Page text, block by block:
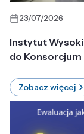
23/07/2026
Instytut
do Konsorcjum
Zobacz więcej